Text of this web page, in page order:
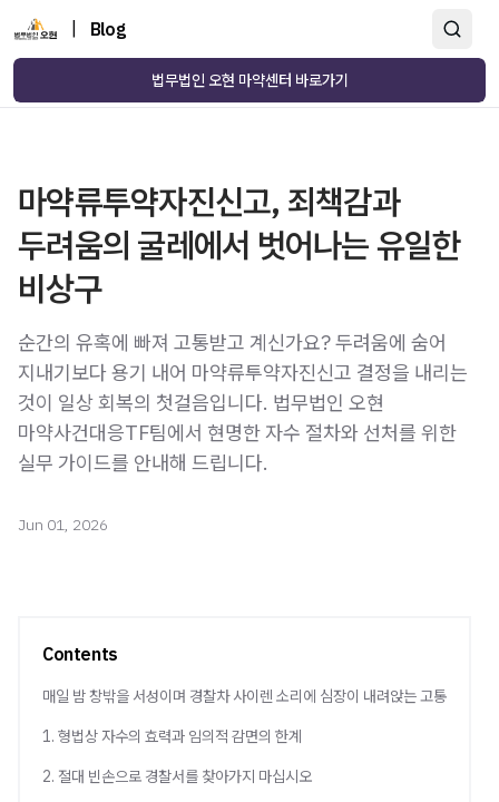
Blog
법무법인 오현 마약센터 바로가기
마약류투약자진신고, 죄책감과
두려움의 굴레에서 벗어나는 유일한
비상구
순간의 유혹에 빠져 고통받고 계신가요? 두려움에 숨어
지내기보다 용기 내어 마약류투약자진신고 결정을 내리는
것이 일상 회복의 첫걸음입니다. 법무법인 오현
마약사건대응TF팀에서 현명한 자수 절차와 선처를 위한
실무 가이드를 안내해 드립니다.
Jun 01, 2026
Contents
매일 밤 창밖을 서성이며 경찰차 사이렌 소리에 심장이 내려앉는 고통
1. 형법상 자수의 효력과 임의적 감면의 한계
2. 절대 빈손으로 경찰서를 찾아가지 마십시오